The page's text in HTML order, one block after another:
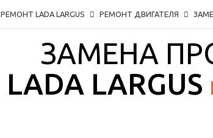
РЕМОНТ LADA LARGUS РЕМОНТ ДВИГАТЕЛЯ
ЗАМЕНА
LADA LARGUS